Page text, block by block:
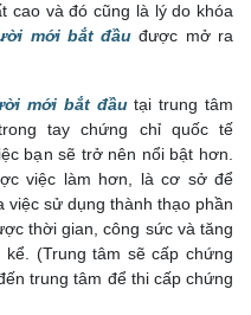
cao và đó cũng là lý do khóa
mới bắt đầu được mở ra
mới bắt đầutại trung tâm
tay chứng chỉ quốc tế
bạn sẽ trở nên nổi bật hơn.
việc làm hơn, là cơ sở để
sử dụng thành thạo phần
thời gian, công sức và tăng
(Trung tâm sẽ cấp chứng
trung tâm để thi cấp chứng